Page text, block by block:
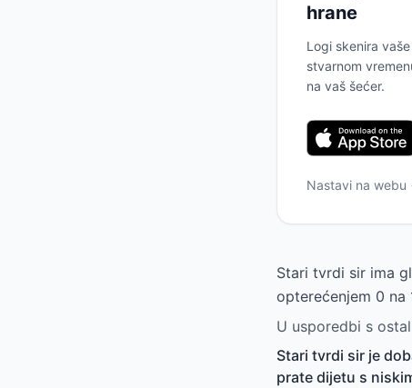
hrane
Logi skenira
stvarnom
na vaš šećer.
Nastavi na
Stari tvrdi sir ima
opterećenjem 0 na
U usporedbi s
Stari tvrdi sir je
prate dijetu s